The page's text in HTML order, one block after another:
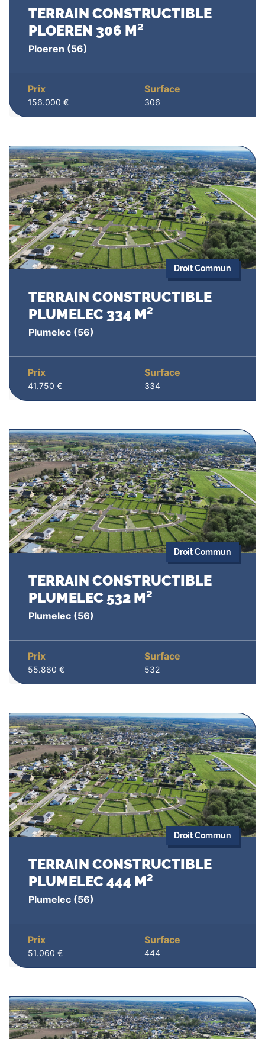
TERRAIN CONSTRUCTIBLE
PLOEREN 306 M²
Ploeren (56)
Prix
156.000 €
Surface
306
Droit Commun
TERRAIN CONSTRUCTIBLE
PLUMELEC 334 M²
Plumelec (56)
Prix
41.750 €
Surface
334
Droit Commun
TERRAIN CONSTRUCTIBLE
PLUMELEC 532 M²
Plumelec (56)
Prix
55.860 €
Surface
532
Droit Commun
TERRAIN CONSTRUCTIBLE
PLUMELEC 444 M²
Plumelec (56)
Prix
51.060 €
Surface
444